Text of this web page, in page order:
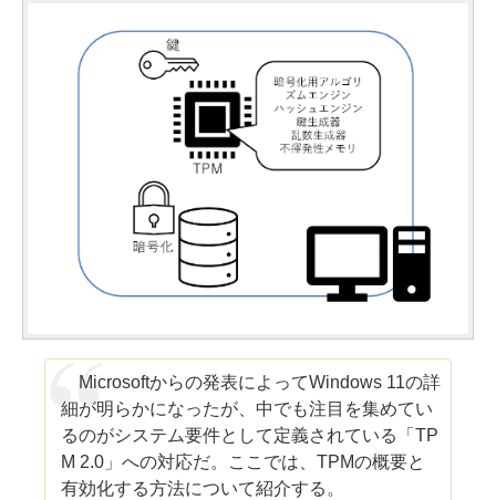
Microsoftからの発表によってWindows 11の詳
細が明らかになったが、中でも注目を集めてい
るのがシステム要件として定義されている「TP
M 2.0」への対応だ。ここでは、TPMの概要と
有効化する方法について紹介する。